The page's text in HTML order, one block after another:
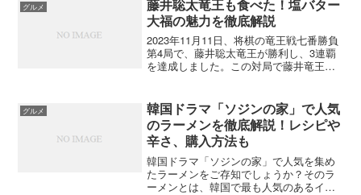
グルメ
藤井聡太竜王も食べた！塩バター
大福の魅力を徹底解説
2023年11月11日、将棋の竜王戦七番勝負
第4局で、藤井聡太竜王が勝利し、3連覇
を達成しました。この対局で藤井竜王が
ー大福」でした。出典：お菓子のふじい
塩バター大福は...
グルメ
韓国ドラマ「ソジンの家」で人気
のラーメンを徹底解説！レシピや
辛さ、購入方法も
韓国ドラマ「ソジンの家」で人気を集め
たラーメンをご存知でしょうか？そのラ
ーメンとは、韓国で最も人気のあるイン